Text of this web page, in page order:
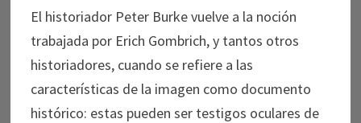
El historiador Peter Burke vuelve a la noción
trabajada por Erich Gombrich, y tantos otros
historiadores, cuando se refiere a las
características de la imagen como documento
histórico: estas pueden ser testigos oculares de